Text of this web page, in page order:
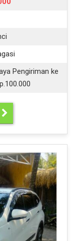
Pengiriman ke